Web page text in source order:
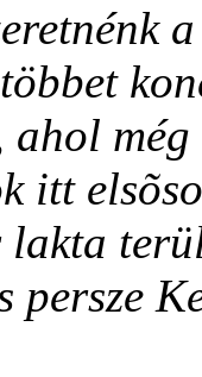
itt
lakta